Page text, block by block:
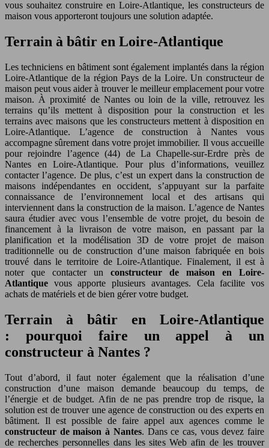
vous souhaitez construire en Loire-Atlantique, les constructeurs de
maison vous apporteront toujours une solution adaptée.
Terrain à bâtir en Loire-Atlantique
Les techniciens en bâtiment sont également implantés dans la région
Loire-Atlantique de la région Pays de la Loire. Un constructeur de
maison peut vous aider à trouver le meilleur emplacement pour votre
maison. À proximité de Nantes ou loin de la ville, retrouvez les
terrains qu’ils mettent à disposition pour la construction et les
terrains avec maisons que les constructeurs mettent à disposition en
Loire-Atlantique. L’agence de construction à Nantes vous
accompagne sûrement dans votre projet immobilier. Il vous accueille
pour rejoindre l’agence (44) de La Chapelle-sur-Erdre près de
Nantes en Loire-Atlantique. Pour plus d’informations, veuillez
contacter l’agence. De plus, c’est un expert dans la construction de
maisons indépendantes en occident, s’appuyant sur la parfaite
connaissance de l’environnement local et des artisans qui
interviennent dans la construction de la maison. L’agence de Nantes
saura étudier avec vous l’ensemble de votre projet, du besoin de
financement à la livraison de votre maison, en passant par la
planification et la modélisation 3D de votre projet de maison
traditionnelle ou de construction d’une maison fabriquée en bois
trouvé dans le territoire de Loire-Atlantique. Finalement, il est à
noter que contacter un constructeur de maison en Loire-
Atlantique vous apporte plusieurs avantages. Cela facilite vos
achats de matériels et de bien gérer votre budget.
Terrain à bâtir en Loire-Atlantique
: pourquoi faire un appel à un
constructeur à Nantes ?
Tout d’abord, il faut noter également que la réalisation d’une
construction d’une maison demande beaucoup du temps, de
l’énergie et de budget. Afin de ne pas prendre trop de risque, la
solution est de trouver une agence de construction ou des experts en
bâtiment. Il est possible de faire appel aux agences comme le
constructeur de maison à Nantes. Dans ce cas, vous devez faire
de recherches personnelles dans les sites Web afin de les trouver